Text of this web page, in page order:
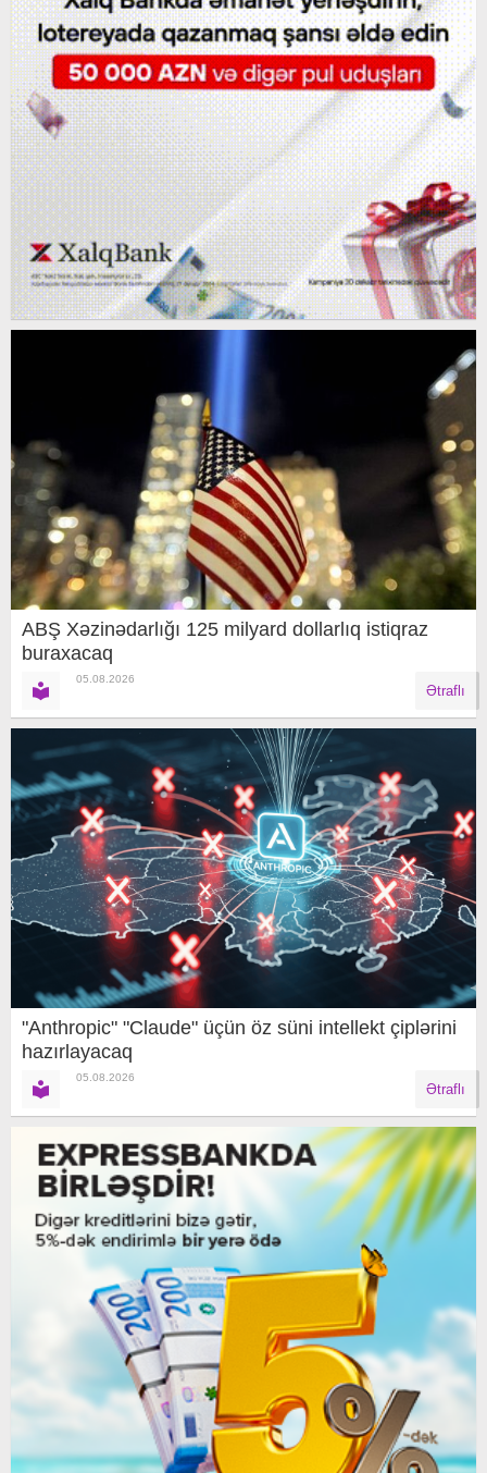
ABŞ Xəzinədarlığı 125 milyard dollarlıq istiqraz
buraxacaq
05.08.2026
Ətraflı
"Anthropic" "Claude" üçün öz süni intellekt çiplərini
hazırlayacaq
05.08.2026
Ətraflı